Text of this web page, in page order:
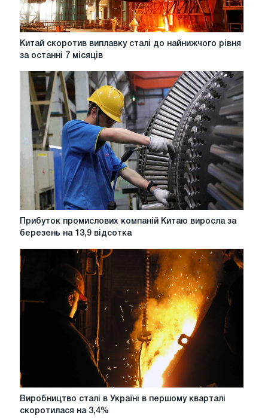
Китай
сталі
найнижчого
рівня
останні
Китай скоротив виплавку сталі до найнижчого рівня
за останні 7 місяців
Прибуток
промислових
Китаю
виросла
за
на
13,9
Прибуток промислових компаній Китаю виросла за
березень на 13,9 відсотка
Виробництво
Виробництво сталі в Україні в першому кварталі
скоротилася на 3,4%